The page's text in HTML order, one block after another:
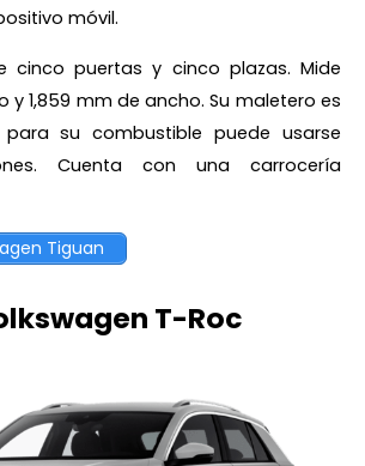
móvil.
cinco puertas y cinco plazas. Mide
y 1,859 mm de ancho. Su maletero es
su combustible puede usarse
Cuenta con una carrocería
Tiguan
T-Roc